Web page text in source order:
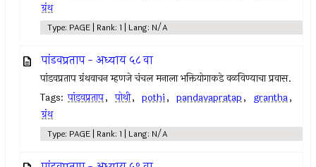
ग्रंथ
Type: PAGE | Rank: 1 | Lang: N/A
पांडवप्रताप - अध्याय ५८ वा
पांडवप्रताप ग्रंथवाचन म्हणजे चंचल मनाला भक्तियोगाकडे वळविण्याचा प्रवास.
Tags: पांडवप्रताप, पोथी, pothi, pandavapratap, grantha,
ग्रंथ
Type: PAGE | Rank: 1 | Lang: N/A